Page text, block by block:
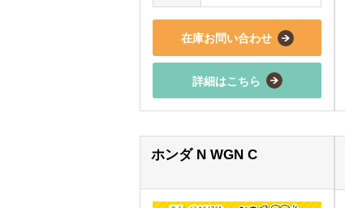
在庫お問い合わせ
詳細はこちら
ホンダ N WGN C